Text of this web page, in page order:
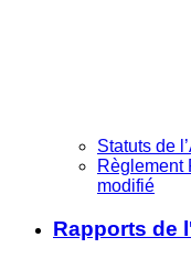
Statuts de
Règlement
modifié
Rapports de